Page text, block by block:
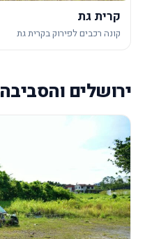
קרית גת
קונה רכבים לפירוק בקרית גת
ירושלים והסביבה